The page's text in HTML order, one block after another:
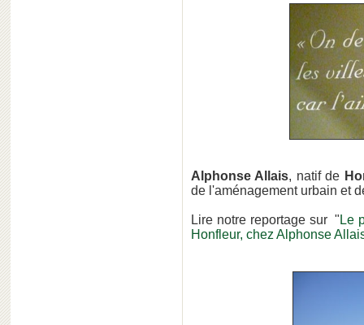
Alphonse Allais, natif de
de l'aménagement urbain et
Lire notre reportage sur " Le
Honfleur, chez Alphonse